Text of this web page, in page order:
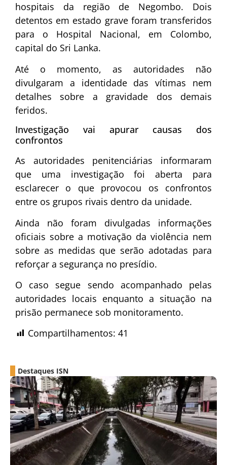
hospitais da região de Negombo. Dois
detentos em estado grave foram transferidos
para o Hospital Nacional, em Colombo,
capital do Sri Lanka.
Até o momento, as autoridades não
divulgaram a identidade das vítimas nem
detalhes sobre a gravidade dos demais
feridos.
Investigação vai apurar causas dos
confrontos
As autoridades penitenciárias informaram
que uma investigação foi aberta para
esclarecer o que provocou os confrontos
entre os grupos rivais dentro da unidade.
Ainda não foram divulgadas informações
oficiais sobre a motivação da violência nem
sobre as medidas que serão adotadas para
reforçar a segurança no presídio.
O caso segue sendo acompanhado pelas
autoridades locais enquanto a situação na
prisão permanece sob monitoramento.
Compartilhamentos: 41
Destaques ISN